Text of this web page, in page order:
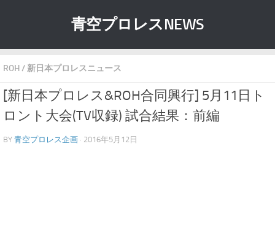
青空プロレスNEWS
ROH/ 新日本プロレスニュース
[新日本プロレス&ROH合同興行] 5月11日ト
ロント大会(TV収録) 試合結果：前編
BY 青空プロレス企画 · 2016年5月12日